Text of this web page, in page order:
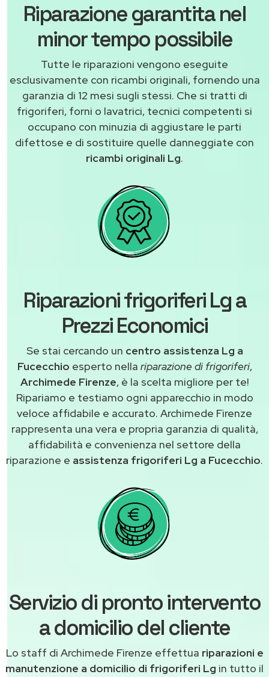
Riparazione garantita nel
minor tempo possibile
Tutte le riparazioni vengono eseguite
esclusivamente con ricambi originali, fornendo una
garanzia di 12 mesi sugli stessi. Che si tratti di
frigoriferi, forni o lavatrici, tecnici competenti si
occupano con minuzia di aggiustare le parti
difettose e di sostituire quelle danneggiate con
ricambi originali Lg.
Riparazioni frigoriferi Lg a
Prezzi Economici
Se stai cercando un centro assistenza Lg a
Fucecchio esperto nella riparazione di frigoriferi,
Archimede Firenze, è la scelta migliore per te!
Ripariamo e testiamo ogni apparecchio in modo
veloce affidabile e accurato. Archimede Firenze
rappresenta una vera e propria garanzia di qualità,
affidabilità e convenienza nel settore della
riparazione e assistenza frigoriferi Lg a Fucecchio.
Servizio di pronto intervento
a domicilio del cliente
Lo staff di Archimede Firenze effettua riparazioni e
manutenzione a domicilio di frigoriferi Lg in tutto il